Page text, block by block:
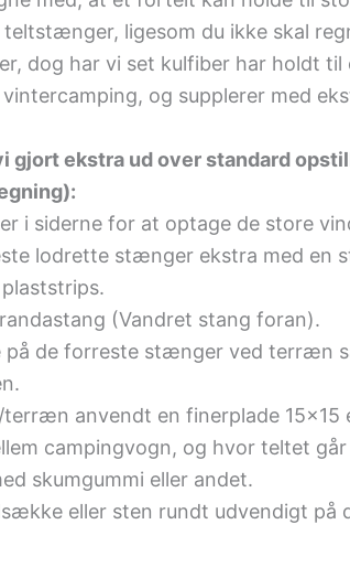
ligesom du ikke skal
dog har vi set kulfiber har holdt til
og supplerer med
gjort ekstra ud over standard
i siderne for at optage de store
lodrette stænger ekstra med en
(Vandret stang foran).
på de forreste stænger ved terræn
terræn anvendt en finerplade 15×15
campingvogn, og hvor teltet
skumgummi eller andet.
eller sten rundt udvendigt på